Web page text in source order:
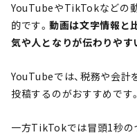
YouTubeやTikTokなどの
的です。 動画は文字情報と
気や人となりが伝わりやす
YouTubeでは、税務や会
投稿するのがおすすめです。
一方TikTokでは冒頭1秒の